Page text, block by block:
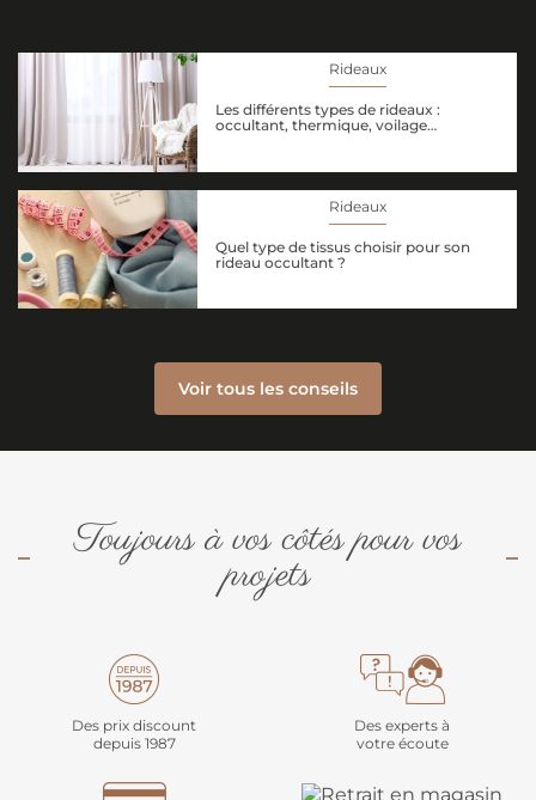
Rideaux
Les différents types de rideaux :
occultant, thermique, voilage…
Rideaux
Quel type de tissus choisir pour son
rideau occultant ?
Voir tous les conseils
Toujours à vos côtés pour vos
projets
Des prix discount
depuis 1987
Des experts à
votre écoute